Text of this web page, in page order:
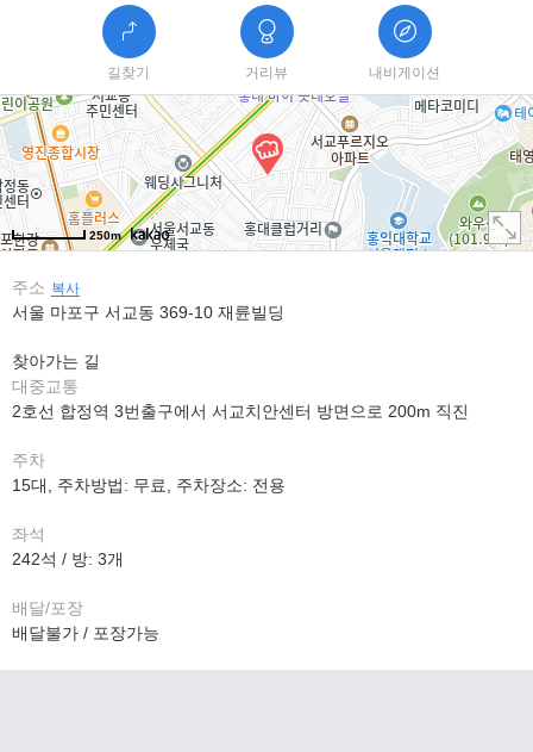
길찾기 거리뷰 내비게이션
250m
주소 복사
서울 마포구 서교동 369-10 재륜빌딩
찾아가는 길
대중교통
2호선 합정역 3번출구에서 서교치안센터 방면으로 200m 직진
주차
15대, 주차방법: 무료, 주차장소: 전용
좌석
242석 / 방: 3개
배달/포장
배달불가 / 포장가능